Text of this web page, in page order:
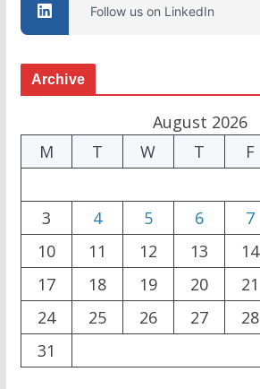
Follow us on LinkedIn
Archive
August 2026
M
T W T F
3
4 5 6 7
10
11 12 13 14
17
18 19 20 21
24
25 26 27 28
31